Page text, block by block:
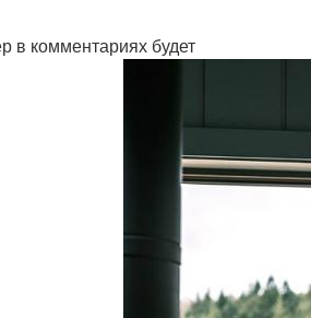
в комментариях будет